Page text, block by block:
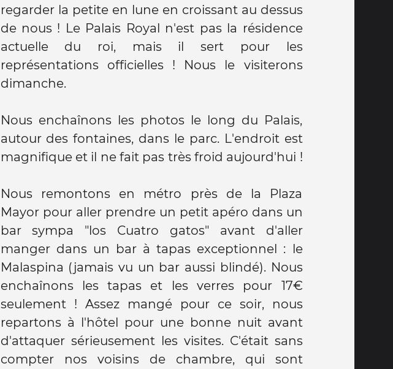
regarder la petite en lune en croissant au dessus
de nous ! Le Palais Royal n'est pas la résidence
actuelle du roi, mais il sert pour les
représentations officielles ! Nous le visiterons
dimanche.
Nous enchaînons les photos le long du Palais,
autour des fontaines, dans le parc. L'endroit est
magnifique et il ne fait pas très froid aujourd'hui !
Nous remontons en métro près de la Plaza
Mayor pour aller prendre un petit apéro dans un
bar sympa "los Cuatro gatos" avant d'aller
manger dans un bar à tapas exceptionnel : le
Malaspina (jamais vu un bar aussi blindé). Nous
enchaînons les tapas et les verres pour 17€
seulement ! Assez mangé pour ce soir, nous
repartons à l'hôtel pour une bonne nuit avant
d'attaquer sérieusement les visites. C'était sans
compter nos voisins de chambre, qui sont